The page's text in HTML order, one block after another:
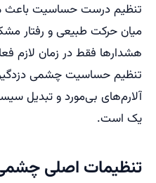
تنظیم درست حساسیت باعث
میان حرکت طبیعی و رفتار
هشدارها فقط در زمان لازم
تنظیم حساسیت چشمی
آلارم‌های بی‌مورد و تبدیل
یک است.
تنظیمات اصلی